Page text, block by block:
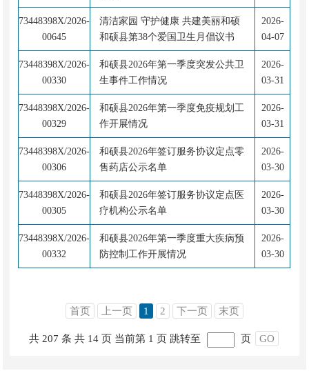
73448398X/2026-
00645
清洁家园 守护健康 共建美丽和硕
和硕县第38个爱国卫生月倡议书
2026-
04-07
73448398X/2026-
00330
和硕县2026年第一季度突发公共卫
生事件工作情况
2026-
03-31
73448398X/2026-
00329
和硕县2026年第一季度免疫规划工
作开展情况
2026-
03-31
73448398X/2026-
00306
和硕县2026年签订服务协议定点零
售药店公示名单
2026-
03-30
73448398X/2026-
00305
和硕县2026年签订服务协议定点医
疗机构公示名单
2026-
03-30
73448398X/2026-
00332
和硕县2026年第一季度重大疾病预
防控制工作开展情况
2026-
03-30
首页 上一页 1 2 下一页 末页
共 207 条 共 14 页 当前第 1 页 跳转至 页 GO